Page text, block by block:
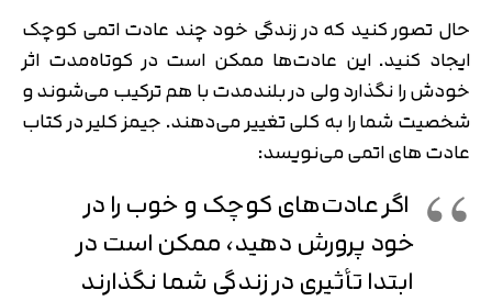
حال تصور کنید که در زندگی خود چند عادت اتمی کوچک
ایجاد کنید. این عادت‌ها ممکن است در کوتاه‌مدت اثر
خودش را نگذارد ولی در بلندمدت با هم ترکیب می‌شوند و
شخصیت شما را به کلی تغییر می‌دهند. جیمز کلیر در کتاب
عادت های اتمی می‌نویسد:
اگر عادت‌های کوچک و خوب را در
خود پرورش دهید، ممکن است در
ابتدا تأثیری در زندگی شما نگذارند